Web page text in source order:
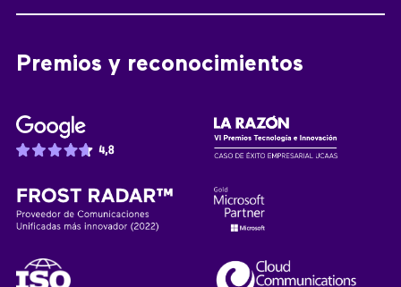
Premios y reconocimientos